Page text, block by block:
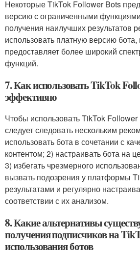
Некоторые TikTok Follower Bots
версию с ограниченными
получения наилучших результатов
использовать платную версию
предоставляет более широкий
функций.
7. Как использовать TikTok
эффективно
Чтобы использовать TikTok
следует следовать нескольким
использовать бота в сочетании с
контентом; 2) настраивать бота на
3) избегать чрезмерного
вызвать подозрения у платформы
результатами и регулярно
соответствии с их анализом.
8. Какие альтернативы
получения подписчиков на
использования ботов